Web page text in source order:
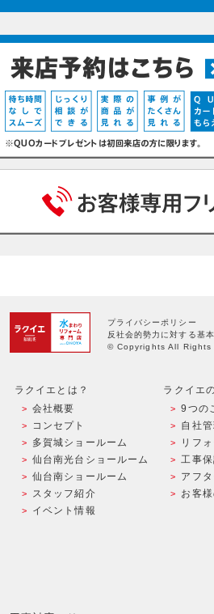
プライバシーポリシー
反社会的勢力に対する基
© Copyrights All Rights
ラクイエとは？
会社概要
コンセプト
多賀城ショールーム
仙台南光台ショールーム
仙台南ショールーム
スタッフ紹介
イベント情報
ラクイエ
9つの
自社
リフ
工事
アフ
お客